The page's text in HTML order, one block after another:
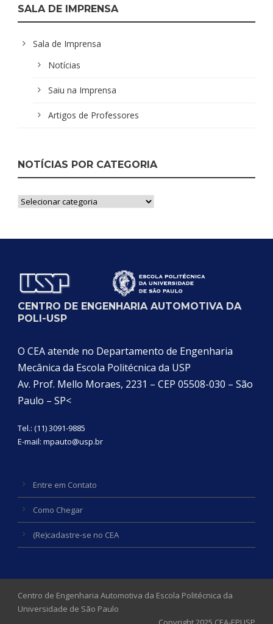
SALA DE IMPRENSA
Sala de Imprensa
Notícias
Saiu na Imprensa
Artigos de Professores
NOTÍCIAS POR CATEGORIA
Notícias
CENTRO DE ENGENHARIA AUTOMOTIVA DA
POLI-USP
O CEA atende no Departamento de Engenharia
Mecânica da Escola Politécnica da USP
Av. Prof. Mello Moraes, 2231 – CEP 05508-030 – São
Paulo – SP<
Tel.: (11) 3091-9885
E-mail: mpauto@usp.br
Entre em Contato
Como Chegar
(Re)cadastre-se no CEA
Centro de Engenharia Automotiva da Escola Politécnica da
Universidade de São Paulo